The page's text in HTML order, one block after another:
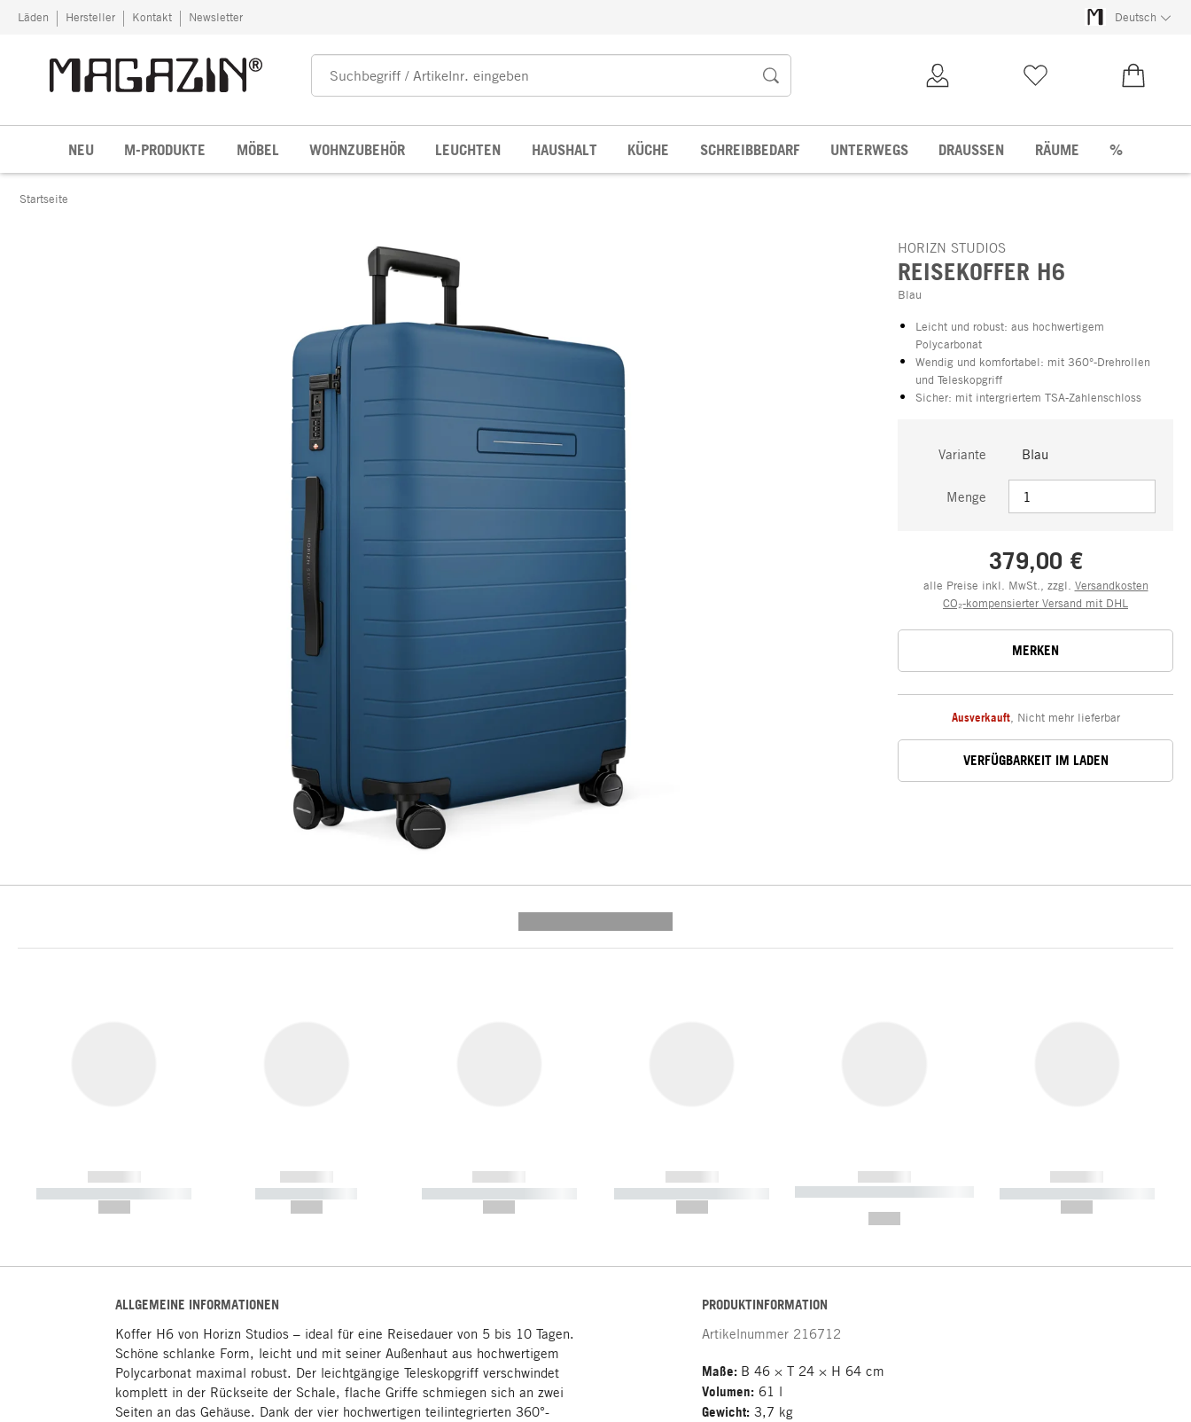
Zum Inhalt springen
Läden Hersteller Kontakt Newsletter Deutsch
NEU M-PRODUKTE MÖBEL WOHNZUBEHÖR LEUCHTEN HAUSHALT KÜCHE SCHREIBBEDARF UNTERWEGS DRAUSSEN RÄUME %
Startseite
HORIZN STUDIOS
REISEKOFFER H6
Blau
Leicht und robust: aus hochwertigem
Polycarbonat
Wendig und komfortabel: mit 360°-Drehrollen
und Teleskopgriff
Sicher: mit intergriertem TSA-Zahlenschloss
Variante Blau
Menge
379,00 €
alle Preise inkl. MwSt., zzgl. Versandkosten
CO₂-kompensierter Versand mit DHL
MERKEN
Ausverkauft, Nicht mehr lieferbar
VERFÜGBARKEIT IM LADEN
------------
----------- ----------- -----------
------------
----------- -----------
------------
----------- ----------- -----------
------------
----------- ----------- -----------
------------
----------- ----------- ----------- ----
------------
----------- ----------- -----------
ALLGEMEINE INFORMATIONEN
Koffer H6 von Horizn Studios – ideal für eine Reisedauer von 5 bis 10 Tagen.
Schöne schlanke Form, leicht und mit seiner Außenhaut aus hochwertigem
Polycarbonat maximal robust. Der leichtgängige Teleskopgriff verschwindet
komplett in der Rückseite der Schale, flache Griffe schmiegen sich an zwei
Seiten an das Gehäuse. Dank der vier hochwertigen teilintegrierten 360°-
PRODUKTINFORMATION
Artikelnummer 216712
Maße: B 46 × T 24 × H 64 cm
Volumen: 61 l
Gewicht: 3,7 kg